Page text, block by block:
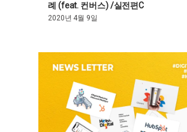
례 (feat. 컨버스) /실전편C
2020년 4월 9일